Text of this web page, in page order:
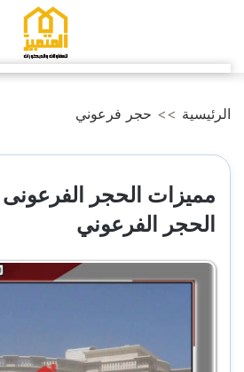
المحتوى
الرئيسية >> حجر فرعوني
مميزات الحجر
الحجر الفرعوني